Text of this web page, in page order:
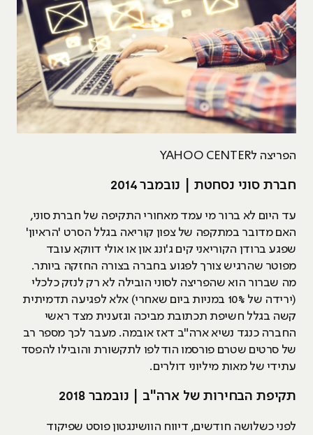
הפריצה לYAHOO CENTER
חברת סוני נסחטת | נובמבר 2014
עד היום לא ברור מי עמד מאחורי התקיפה של חברת סוני,
האם מדובר במתקפה של צפון קוריאה בגלל הסרט 'הראיון'
שפגע ברודן הקוריאני קים ג'ונג און או אולי דווקא עובד
מפוטר שהרגיש צורך לפגוע בחברה בצורה החזקה ביותר.
מה שברור הוא שהפריצה לסוני הובילה לא רק לנזק כלכלי
(ירידה של 10% במניות ביום שאחרי) אלא לפגיעה תדמיתית
קשה בגלל חשיפת תכתובת מביכה וגזענית מצד ראשי
החברה כנגד נשיא ארה"ב דאז אובמה. מעבר לכך מספר רב
של סרטים שטרם פורסמו הודלפו לתקשורת והובילו להפסד
עתידי של מאות מיליוני דולרים.
תקיפת הבחירות של ארה"ב | נובמבר 2018
לפני כשלושה חודשים, דיווח הוושינגטון פוסט שפיקוד